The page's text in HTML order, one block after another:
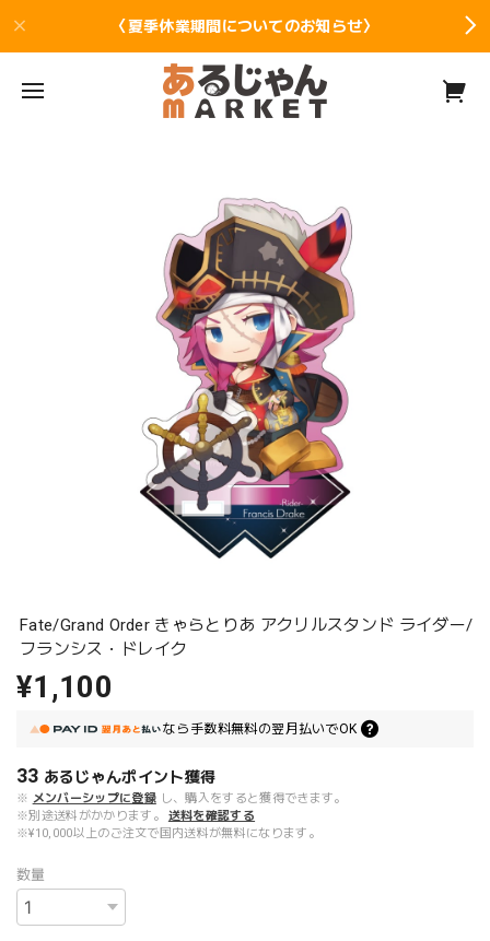
〈夏季休業期間についてのお知らせ〉
Fate/Grand Order きゃらとりあ アクリルスタンド ライダー/
フランシス・ドレイク
¥1,100
なら 手数料無料の翌月払いでOK
33 あるじゃんポイント獲得
※ メンバーシップに登録 し、購入をすると獲得できます。
※別途送料がかかります。
送料を確認する
※¥10,000以上のご注文で国内送料が無料になります。
数量